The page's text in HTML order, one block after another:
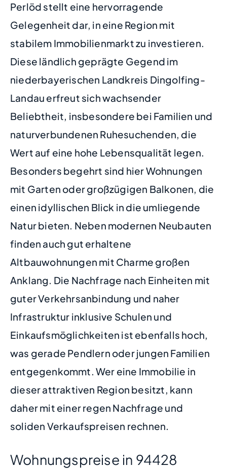
Perlöd stellt eine hervorragende
Gelegenheit dar, in eine Region mit
stabilem Immobilienmarkt zu investieren.
Diese ländlich geprägte Gegend im
niederbayerischen Landkreis Dingolfing-
Landau erfreut sich wachsender
Beliebtheit, insbesondere bei Familien und
naturverbundenen Ruhesuchenden, die
Wert auf eine hohe Lebensqualität legen.
Besonders begehrt sind hier Wohnungen
mit Garten oder großzügigen Balkonen, die
einen idyllischen Blick in die umliegende
Natur bieten. Neben modernen Neubauten
finden auch gut erhaltene
Altbauwohnungen mit Charme großen
Anklang. Die Nachfrage nach Einheiten mit
guter Verkehrsanbindung und naher
Infrastruktur inklusive Schulen und
Einkaufsmöglichkeiten ist ebenfalls hoch,
was gerade Pendlern oder jungen Familien
entgegenkommt. Wer eine Immobilie in
dieser attraktiven Region besitzt, kann
daher mit einer regen Nachfrage und
soliden Verkaufspreisen rechnen.
Wohnungspreise in 94428